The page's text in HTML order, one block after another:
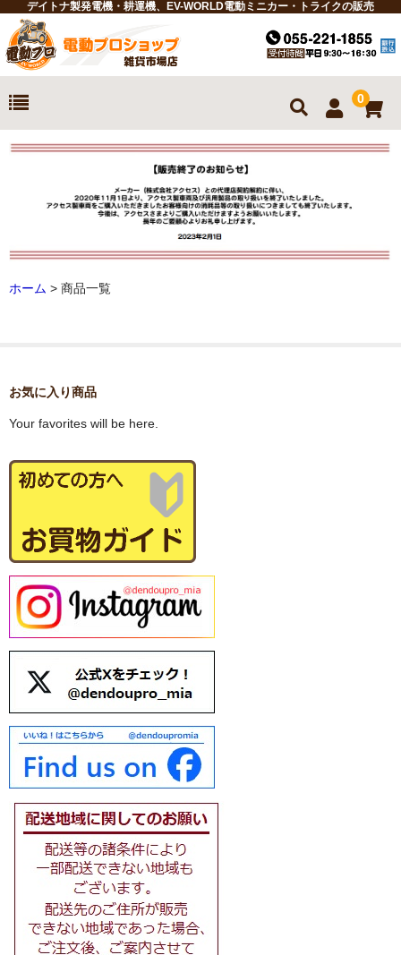
デイトナ製発電機・耕運機、EV-WORLD電動ミニカー・トライクの販売
0
ホーム
お買物ガイド
電動トライク
配送について
お気に入り
お問い合わせ
ホーム > 商品一覧
お気に入り商品
Your favorites will be here.